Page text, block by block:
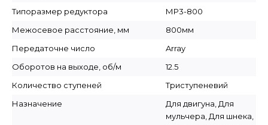
Типоразмер редуктора
МР3-800
Межосевое расстояние, мм
800мм
Передаточне число
Array
Оборотов на выходе, об/м
12.5
Количество ступеней
Триступеневий
Назначение
Для двигуна, Для
мульчера, Для шнека,